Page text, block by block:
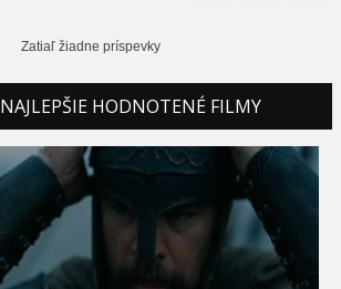
Zatiaľ žiadne príspevky
NAJLEPŠIE HODNOTENÉ FILMY